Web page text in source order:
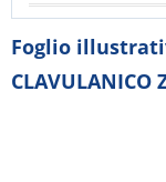
Foglio
CLAVULANICO